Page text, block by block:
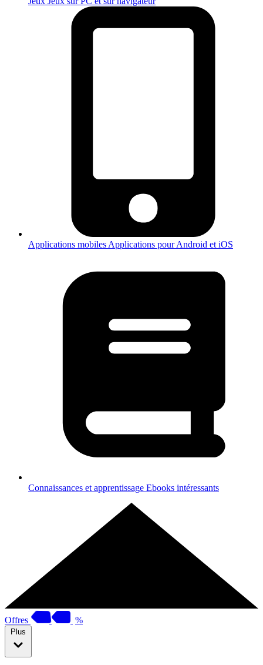
Applications mobiles Applications pour Android et iOS
Connaissances et apprentissage Ebooks intéressants
Offres %
Plus